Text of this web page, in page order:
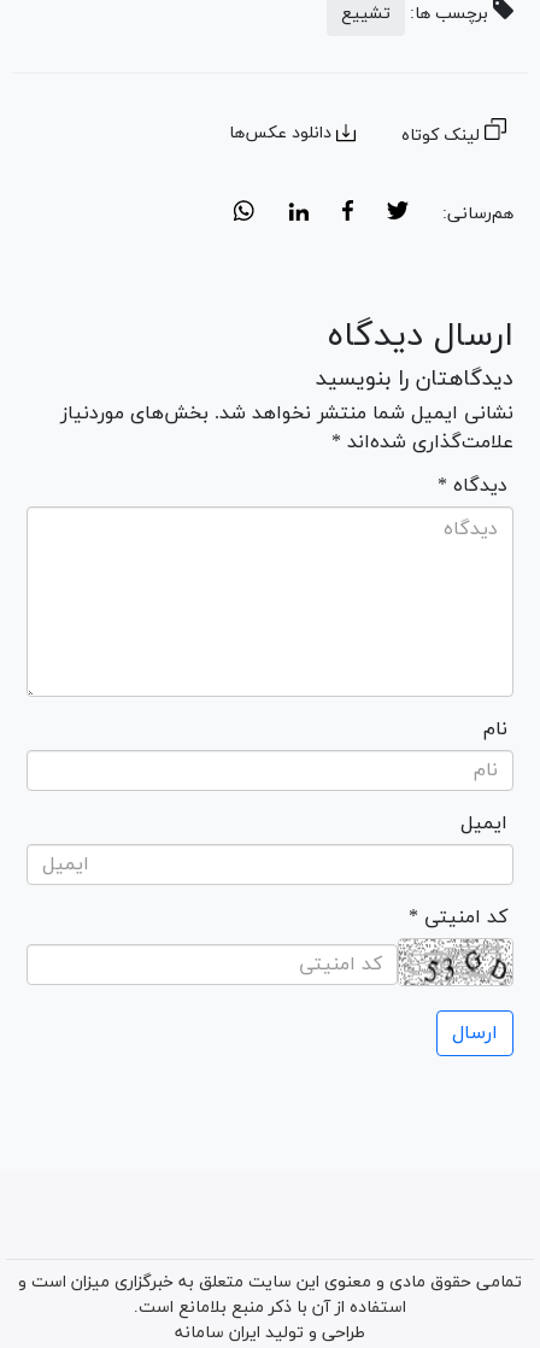
برچسب ها: تشییع
لینک کوتاه دانلود عکس‌ها
هم‌رسانی:
ارسال دیدگاه
دیدگاهتان را بنویسید
نشانی ایمیل شما منتشر نخواهد شد. بخش‌های موردنیاز
علامت‌گذاری شده‌اند *
* دیدگاه
نام
ایمیل
* کد امنیتی
تمامی حقوق مادی و معنوی این سایت متعلق به خبرگزاری میزان است و
استفاده از آن با ذکر منبع بلامانع است.
طراحی و تولید ایران سامانه